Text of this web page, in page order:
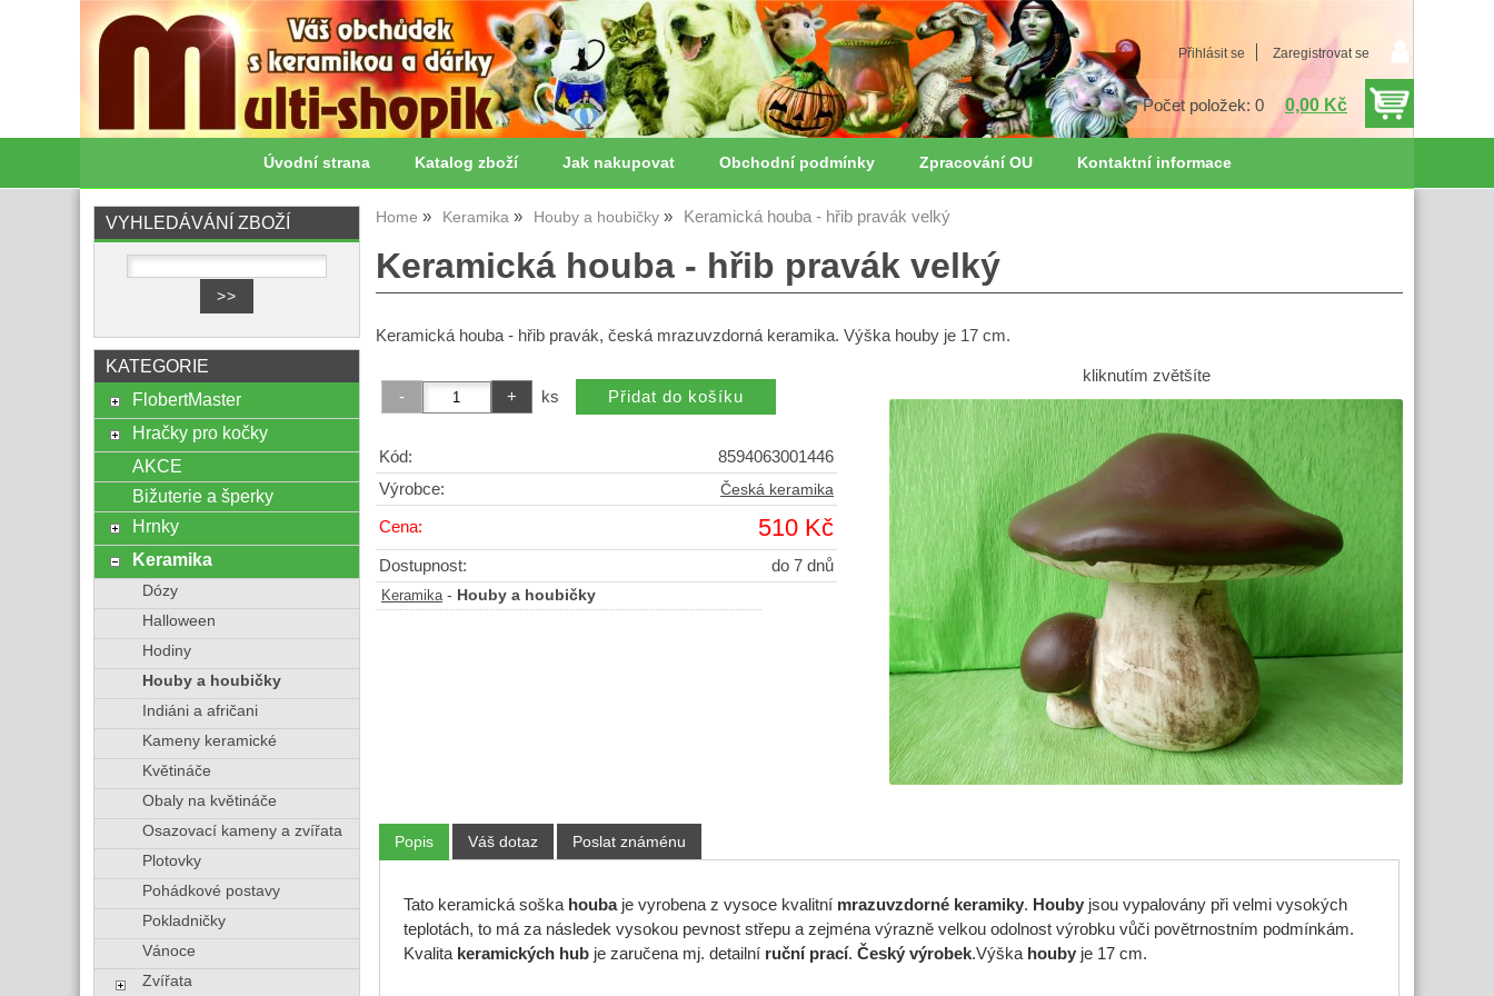
Přihlásit se Zaregistrovat se
Počet položek: 0 0,00 Kč
Úvodní strana Katalog zboží Jak nakupovat Obchodní podmínky Zpracování OU Kontaktní informace
Home Keramika Houby a houbičky Keramická houba - hřib pravák velký
Keramická houba - hřib pravák velký
Keramická houba - hřib pravák, česká mrazuvzdorná keramika. Výška houby je 17 cm.
kliknutím zvětšíte
ks
Kód:
8594063001446
Výrobce:
Česká keramika
Cena: 510 Kč
Dostupnost: do 7 dnů
Keramika - Houby a houbičky
Popis Váš dotaz Poslat známénu
Tato keramická soška houbaje vyrobena z vysoce kvalitnímrazuvzdorné keramiky. Houbyjsou vypalovány při velmi vysokých
teplotách, to má za následek vysokou pevnost střepu a zejména výrazně velkou odolnost výrobku vůči povětrnostním podmínkám.
Kvalita keramických hubje zaručena mj. detailní ruční prací. Český výrobek.Výška houbyje 17 cm.
VYHLEDÁVÁNÍ ZBOŽÍ
KATEGORIE
FlobertMaster
Hračky pro kočky
AKCE
Bižuterie a šperky
Hrnky
Keramika
Dózy
Halloween
Hodiny
Houby a houbičky
Indiáni a afričani
Kameny keramické
Květináče
Obaly na květináče
Osazovací kameny a zvířata
Plotovky
Pohádkové postavy
Pokladničky
Vánoce
Zvířata